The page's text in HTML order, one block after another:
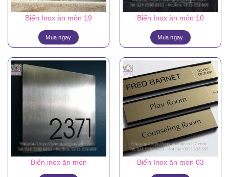
Biển Inox ăn mòn 19
Mua ngay
Biển Inox ăn mòn 10
Mua ngay
Biển inox ăn mòn Biển Inox ăn mòn 03